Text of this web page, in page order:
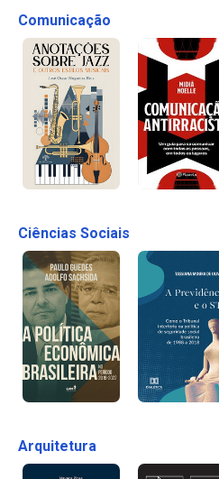
Comunicação
Ciências Sociais
Arquitetura